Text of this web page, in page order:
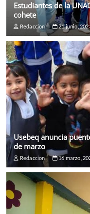
Estudiantes de la
cohete
Redaccion 21 junio,
Usebeq anuncia
de marzo
Redaccion 16 marzo,